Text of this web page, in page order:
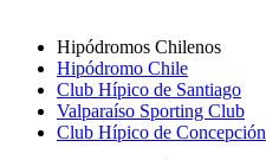
Hipódromos Chilenos
Hipódromo Chile
Club Hípico de Santiago
Valparaíso Sporting Club
Club Hípico de Concepción